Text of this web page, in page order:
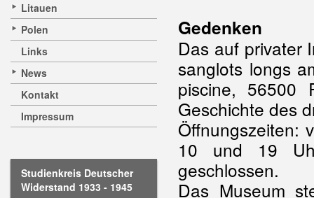
Litauen
Polen
Links
News
Kontakt
Impressum
Studienkreis Deutscher
Widerstand 1933 - 1945
Gedenken
Das auf privater
sanglots longs
piscine, 56500
Geschichte des
Öffnungszeiten:
10 und 19
geschlossen.
Das Museum